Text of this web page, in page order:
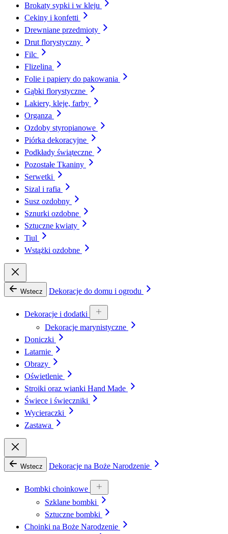
Brokaty sypki i w kleju
Cekiny i konfetti
Drewniane przedmioty
Drut florystyczny
Filc
Flizelina
Folie i papiery do pakowania
Gąbki florystyczne
Lakiery, kleje, farby
Organza
Ozdoby styropianowe
Piórka dekoracyjne
Podkłady świąteczne
Pozostałe Tkaniny
Serwetki
Sizal i rafia
Susz ozdobny
Sznurki ozdobne
Sztuczne kwiaty
Tiul
Wstążki ozdobne
Wstecz Dekoracje do domu i ogrodu
Dekoracje i dodatki
Dekoracje marynistyczne
Doniczki
Latarnie
Obrazy
Oświetlenie
Stroiki oraz wianki Hand Made
Świece i świeczniki
Wycieraczki
Zastawa
Wstecz Dekoracje na Boże Narodzenie
Bombki choinkowe
Szklane bombki
Sztuczne bombki
Choinki na Boże Narodzenie